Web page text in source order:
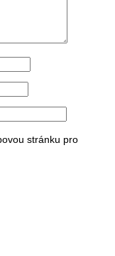
stránku pro